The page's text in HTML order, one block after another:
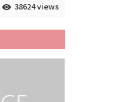
38624 views